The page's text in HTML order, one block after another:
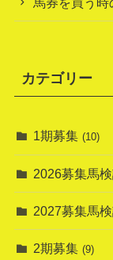
カテゴリー
1期募集 (10)
2026募集馬
2027募集馬
2期募集 (9)